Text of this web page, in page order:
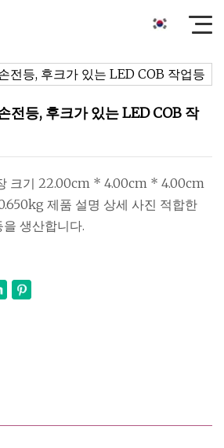
전등, 후크가 있는 LED COB 작
크기 22.00cm * 4.00cm * 4.00cm
제품 설명 상세 사진 적합한
생산합니다.